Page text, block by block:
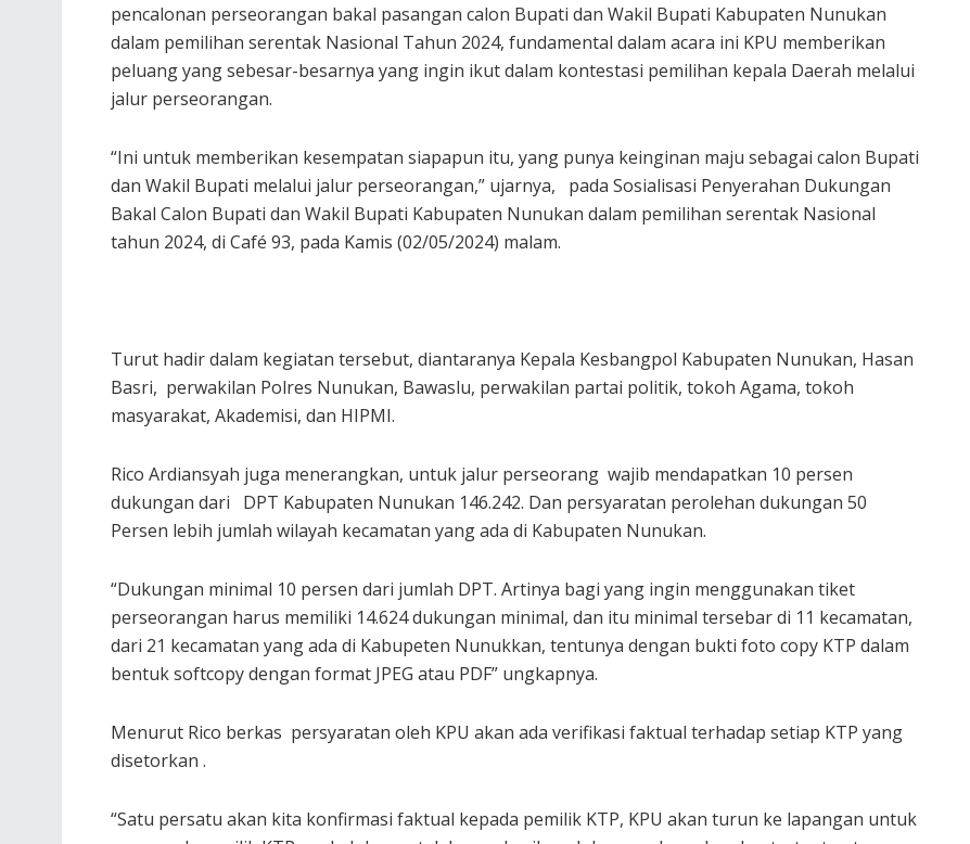
pencalonan perseorangan bakal pasangan calon Bupati dan Wakil Bupati Kabupaten Nunukan
dalam pemilihan serentak Nasional Tahun 2024, fundamental dalam acara ini KPU memberikan
peluang yang sebesar-besarnya yang ingin ikut dalam kontestasi pemilihan kepala Daerah melalui
jalur perseorangan.
“Ini untuk memberikan kesempatan siapapun itu, yang punya keinginan maju sebagai calon Bupati
dan Wakil Bupati melalui jalur perseorangan,” ujarnya, pada Sosialisasi Penyerahan Dukungan
Bakal Calon Bupati dan Wakil Bupati Kabupaten Nunukan dalam pemilihan serentak Nasional
tahun 2024, di Café 93, pada Kamis (02/05/2024) malam.
Turut hadir dalam kegiatan tersebut, diantaranya Kepala Kesbangpol Kabupaten Nunukan, Hasan
Basri, perwakilan Polres Nunukan, Bawaslu, perwakilan partai politik, tokoh Agama, tokoh
masyarakat, Akademisi, dan HIPMI.
Rico Ardiansyah juga menerangkan, untuk jalur perseorang wajib mendapatkan 10 persen
dukungan dari DPT Kabupaten Nunukan 146.242. Dan persyaratan perolehan dukungan 50
Persen lebih jumlah wilayah kecamatan yang ada di Kabupaten Nunukan.
“Dukungan minimal 10 persen dari jumlah DPT. Artinya bagi yang ingin menggunakan tiket
perseorangan harus memiliki 14.624 dukungan minimal, dan itu minimal tersebar di 11 kecamatan,
dari 21 kecamatan yang ada di Kabupeten Nunukkan, tentunya dengan bukti foto copy KTP dalam
bentuk softcopy dengan format JPEG atau PDF” ungkapnya.
Menurut Rico berkas persyaratan oleh KPU akan ada verifikasi faktual terhadap setiap KTP yang
disetorkan .
“Satu persatu akan kita konfirmasi faktual kepada pemilik KTP, KPU akan turun ke lapangan untuk